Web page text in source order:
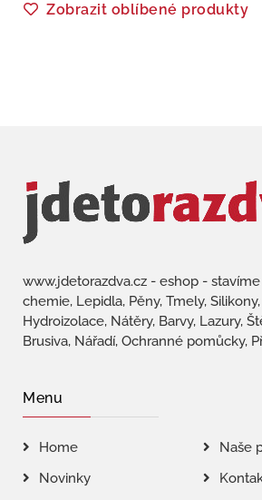
Zobrazit oblíbené produkty
www.jdetorazdva.cz - eshop -
chemie, Lepidla, Pěny, Tmely,
Hydroizolace, Nátěry, Barvy, Lazury,
Brusiva, Nářadí, Ochranné pomůcky,
Menu
Home
Naše
Novinky